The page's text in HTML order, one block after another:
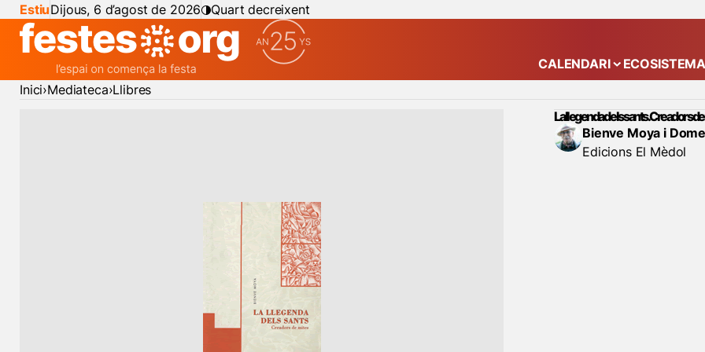
EstiuDijous, 6 d’agost de 2026 Quart decreixent
CALENDARI Mostra el
ECOSISTEMA
Inici Mediateca Llibres
La llegenda dels sants. Creadors
Bienve Moya i
Edicions El Mèdol